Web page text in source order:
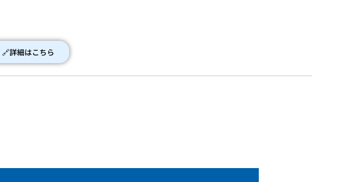
🔗詳細はこちら